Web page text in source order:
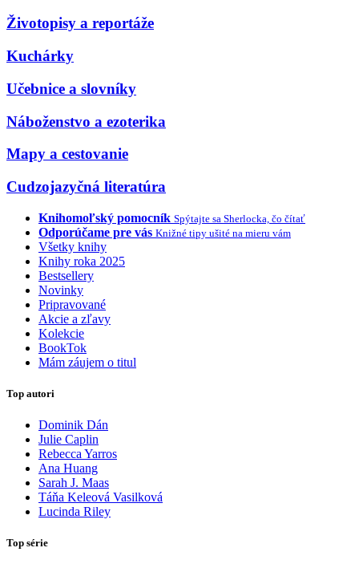
Životopisy a reportáže
Kuchárky
Učebnice a slovníky
Náboženstvo a ezoterika
Mapy a cestovanie
Cudzojazyčná literatúra
Knihomoľský pomocník Spýtajte sa Sherlocka, čo čítať
Odporúčame pre vás Knižné tipy ušité na mieru vám
Všetky knihy
Knihy roka 2025
Bestsellery
Novinky
Pripravované
Akcie a zľavy
Kolekcie
BookTok
Mám záujem o titul
Top autori
Dominik Dán
Julie Caplin
Rebecca Yarros
Ana Huang
Sarah J. Maas
Táňa Keleová Vasilková
Lucinda Riley
Top série